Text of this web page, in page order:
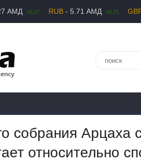
АМД +0,27 RUB - 5.71 АМД +0,71
собрания Арцаха
относительно